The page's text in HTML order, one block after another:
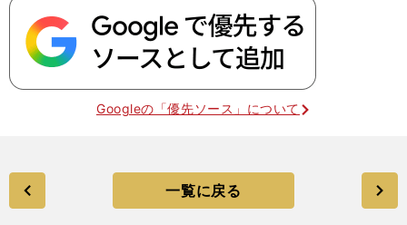
Googleの「優先ソース」について
一覧に戻る